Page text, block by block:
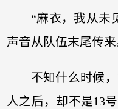
“麻衣，我从未
声音从队伍末尾传来
不知什么时候
人之后，却不是13